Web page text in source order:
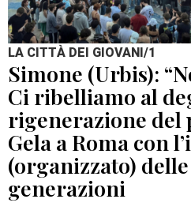
LA CITTÀ DEI GIOVANI/1
Simone (Urbis):
Ci ribelliamo al
rigenerazione del
Gela a Roma con
(organizzato)
generazioni